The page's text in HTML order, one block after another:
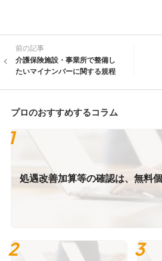
前の記事
介護保険施設・事業所で整備し
たいマイナンバーに関する規程
プロのおすすめするコラム
処遇改善加算等の確認は、無料